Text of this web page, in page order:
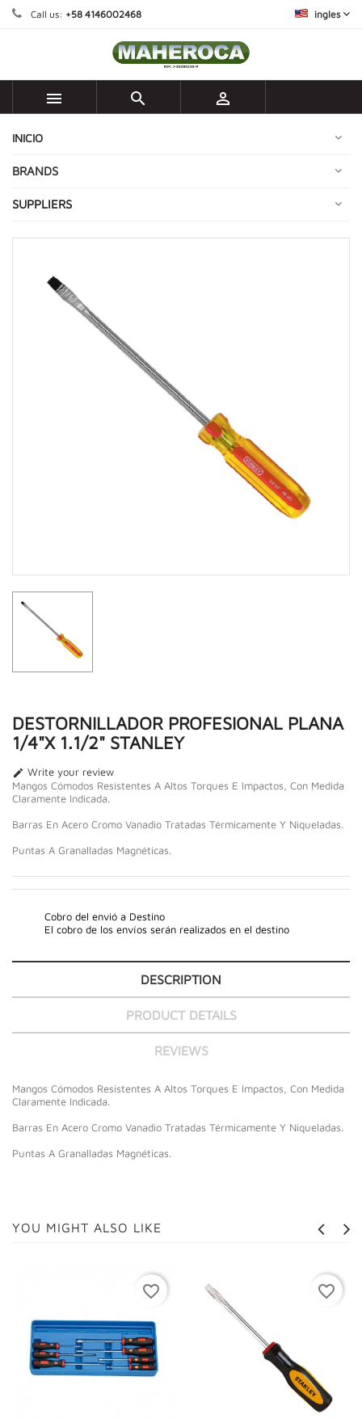
Call us: +58 4146002468 ingles
  
INICIO
BRANDS
SUPPLIERS
DESTORNILLADOR PROFESIONAL PLANA
1/4"X 1.1/2" STANLEY
 Write your review
Mangos Cómodos Resistentes A Altos Torques E Impactos, Con Medida
Claramente Indicada.
Barras En Acero Cromo Vanadio Tratadas Térmicamente Y Niqueladas.
Puntas A Granalladas Magnéticas.
Cobro del envió a Destino
El cobro de los envíos serán realizados en el destino
DESCRIPTION
PRODUCT DETAILS
REVIEWS
Mangos Cómodos Resistentes A Altos Torques E Impactos, Con Medida
Claramente Indicada.
Barras En Acero Cromo Vanadio Tratadas Térmicamente Y Niqueladas.
Puntas A Granalladas Magnéticas.
YOU MIGHT ALSO LIKE
favorite_border favorite_border